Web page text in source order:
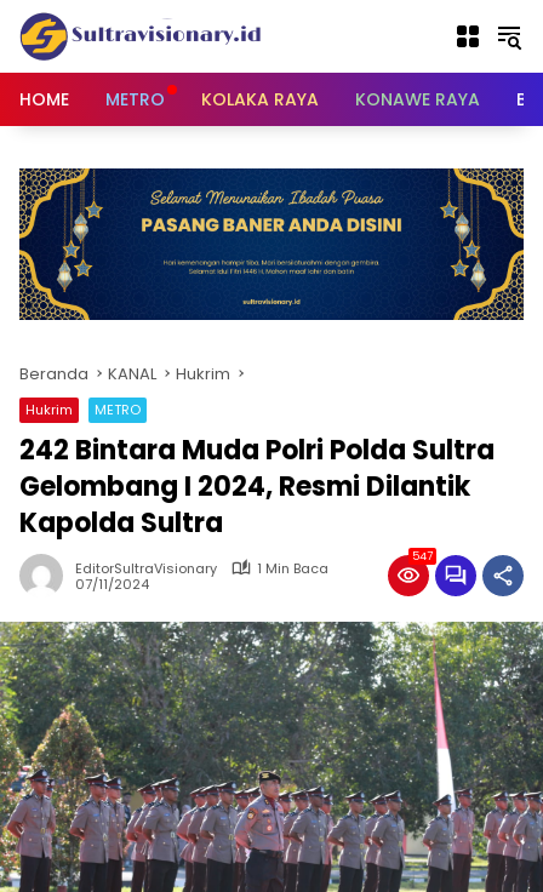
Langsung
konten
HOME
METRO KOLAKA RAYA KONAWE RAYA
Beranda KANAL Hukrim
Hukrim METRO
242 Bintara Muda Polri Polda Sultra
Gelombang I 2024, Resmi Dilantik
Kapolda Sultra
EditorSultraVisionary
1 Min Baca
07/11/2024
547